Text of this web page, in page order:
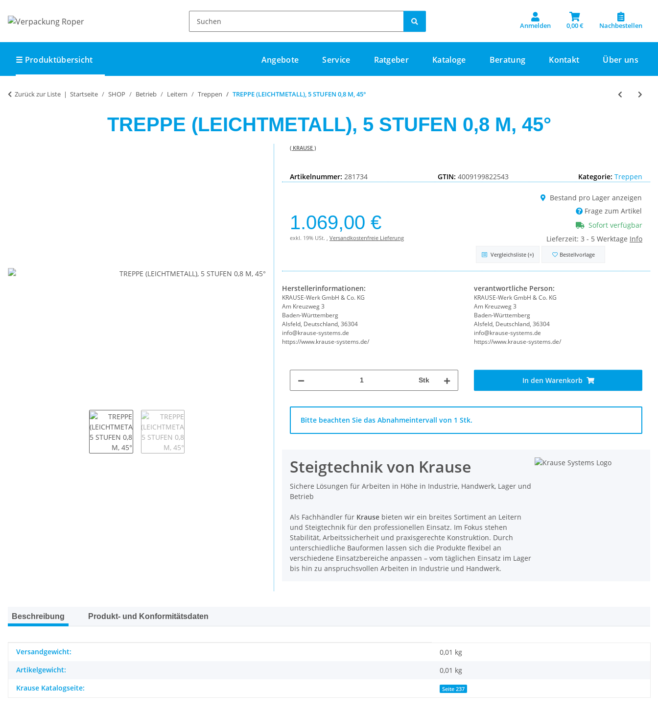
Anmelden 0,00 € Nachbestellen
☰ Produktübersicht Angebote Service Ratgeber Kataloge Beratung Kontakt Über uns
Zurück zur Liste Startseite SHOP Betrieb Leitern Treppen TREPPE (LEICHTMETALL), 5 STUFEN 0,8 M, 45°
TREPPE (LEICHTMETALL), 5 STUFEN 0,8 M, 45°
( KRAUSE )
Artikelnummer: 281734 GTIN: 4009199822543 Kategorie: Treppen
1.069,00 €
exkl. 19% USt. , Versandkostenfreie Lieferung
Bestand pro Lager anzeigen
Frage zum Artikel
Sofort verfügbar
Lieferzeit: 3 - 5 Werktage Info
Vergleichsliste (+) Bestellvorlage
Herstellerinformationen:
KRAUSE-Werk GmbH & Co. KG
Am Kreuzweg 3
Baden-Württemberg
Alsfeld, Deutschland, 36304
info@krause-systems.de
https://www.krause-systems.de/
verantwortliche Person:
KRAUSE-Werk GmbH & Co. KG
Am Kreuzweg 3
Baden-Württemberg
Alsfeld, Deutschland, 36304
info@krause-systems.de
https://www.krause-systems.de/
Stk In den Warenkorb
x
Bitte beachten Sie das Abnahmeintervall von 1 Stk.
Steigtechnik von Krause
Sichere Lösungen für Arbeiten in Höhe in Industrie, Handwerk, Lager und
Betrieb
Als Fachhändler für Krause bieten wir ein breites Sortiment an Leitern
und Steigtechnik für den professionellen Einsatz. Im Fokus stehen
Stabilität, Arbeitssicherheit und praxisgerechte Konstruktion. Durch
unterschiedliche Bauformen lassen sich die Produkte flexibel an
verschiedene Einsatzbereiche anpassen – vom täglichen Einsatz im Lager
bis hin zu anspruchsvollen Arbeiten in Industrie und Handwerk.
Beschreibung Produkt- und Konformitätsdaten
Produkteigenschaft
Wert
Versandgewicht:
0,01 kg
Artikelgewicht:
0,01 kg
Krause Katalogseite:
Seite 237